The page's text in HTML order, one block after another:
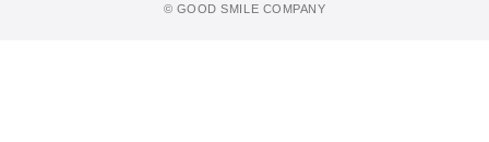
©️ GOOD SMILE COMPANY